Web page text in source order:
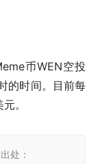
币WEN空投
的时间。目前每
。
处：